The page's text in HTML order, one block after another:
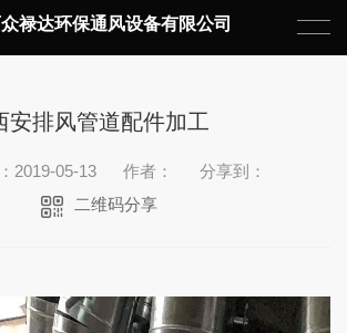
禄达环保通风设备有限公司
安排风管道配件加工
2019-05-13 作者：
分享到：
二维码分享